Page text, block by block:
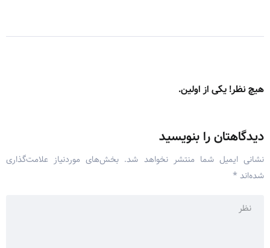
هیچ نظر! یکی از اولین.
دیدگاهتان را بنویسید
نشانی ایمیل شما منتشر نخواهد شد. بخش‌های موردنیاز علامت‌گذاری
شده‌اند *